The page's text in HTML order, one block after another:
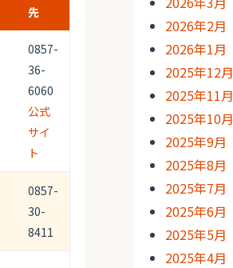
先
0857-
36-
6060
公式
サイ
ト
0857-
30-
8411
2026年2月
2026年1月
2025年12月
2025年11月
2025年10月
2025年9月
2025年8月
2025年7月
2025年6月
2025年5月
2025年4月